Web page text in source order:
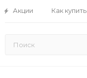
Акции Как купить